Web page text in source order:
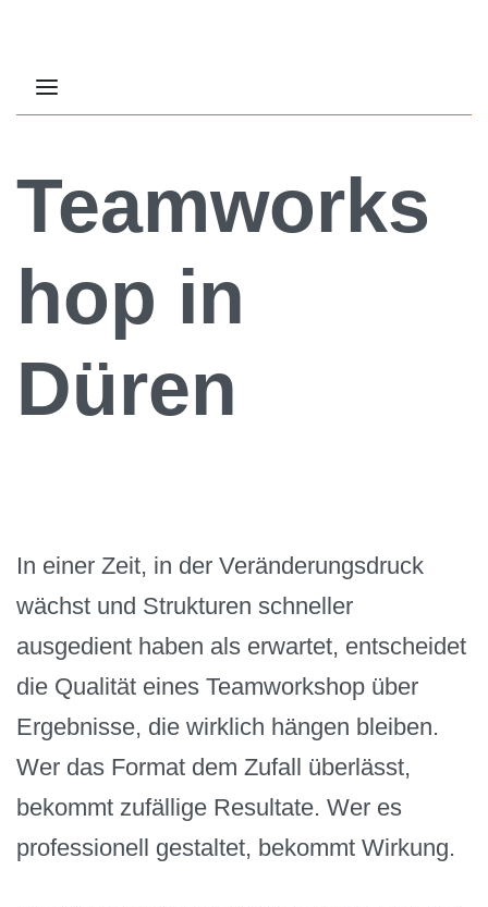
Teamworks
hop in
Düren
In einer Zeit, in der Veränderungsdruck
wächst und Strukturen schneller
ausgedient haben als erwartet, entscheidet
die Qualität eines Teamworkshop über
Ergebnisse, die wirklich hängen bleiben.
Wer das Format dem Zufall überlässt,
bekommt zufällige Resultate. Wer es
professionell gestaltet, bekommt Wirkung.